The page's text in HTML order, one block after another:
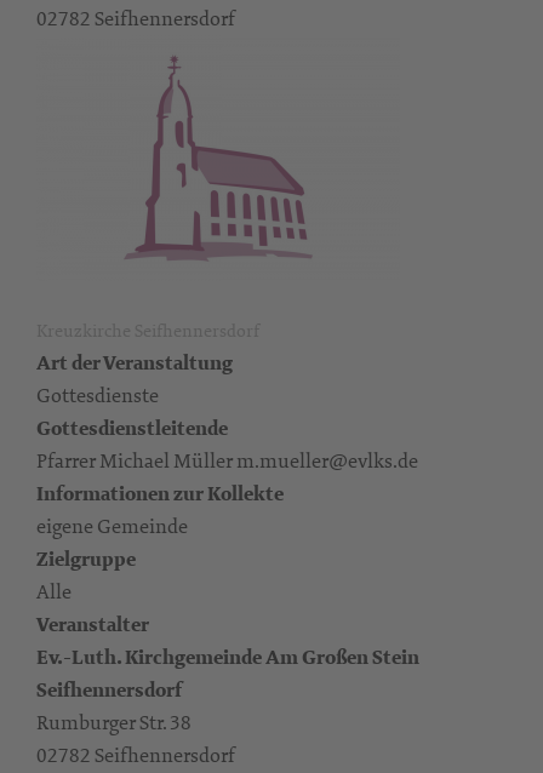
02782 Seifhennersdorf
Art der Veranstaltung
Gottesdienste
Gottesdienstleitende
Pfarrer Michael Müller m.mueller@evlks.de
Informationen zur Kollekte
eigene Gemeinde
Zielgruppe
Alle
Veranstalter
Ev.-Luth. Kirchgemeinde Am Großen Stein
Seifhennersdorf
Rumburger Str. 38
02782 Seifhennersdorf